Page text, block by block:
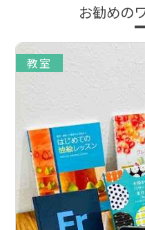
お勧めの
教室